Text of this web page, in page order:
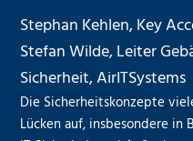
Stephan Kehlen, Key
Stefan Wilde, Leiter
Sicherheit, AirITSystems
Die Sicherheitskonzepte
Lücken auf, insbesondere in